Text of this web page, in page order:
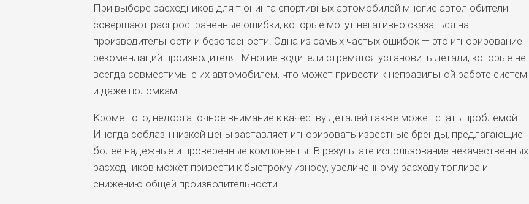
При выборе расходников для тюнинга спортивных автомобилей многие автолюбители
совершают распространенные ошибки, которые могут негативно сказаться на
производительности и безопасности. Одна из самых частых ошибок — это игнорирование
рекомендаций производителя. Многие водители стремятся установить детали, которые не
всегда совместимы с их автомобилем, что может привести к неправильной работе систем
и даже поломкам.
Кроме того, недостаточное внимание к качеству деталей также может стать проблемой.
Иногда соблазн низкой цены заставляет игнорировать известные бренды, предлагающие
более надежные и проверенные компоненты. В результате использование некачественных
расходников может привести к быстрому износу, увеличенному расходу топлива и
снижению общей производительности.